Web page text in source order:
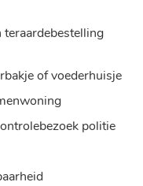
of voederhuisje
politie